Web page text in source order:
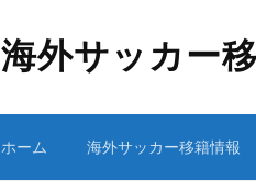
海外サッカー
ホーム 海外サッカー移籍情報